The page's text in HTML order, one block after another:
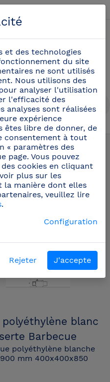
blanc
Barbecue
polyéthylène blanche
mm 400x400x850
et des technologies
du site
ne sont utilisés
Nous utilisons des
analyser l'utilisation
l'efficacité des
analyses sont réalisées
expérience
êtes libre de donner, de
consentement à tout
« paramètres des
page. Vous pouvez
cookies en cliquant
plus sur les
la manière dont elles
veuillez lire
.
Configuration
Rejeter J'accepte